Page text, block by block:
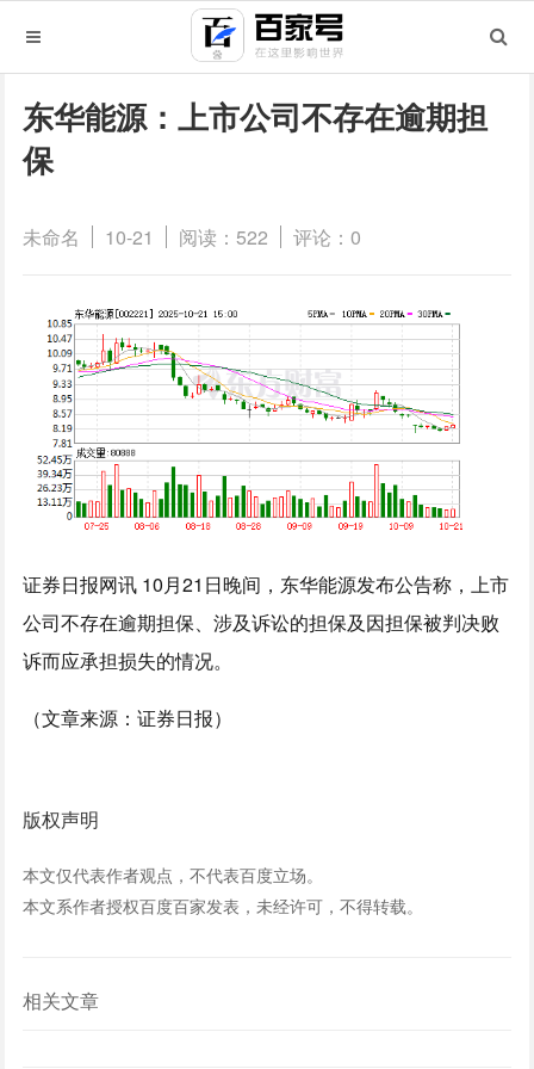
东华能源：上市公司不存在逾期担
保
未命名 10-21 阅读：522 评论：0
证券日报网讯 10月21日晚间，东华能源发布公告称，上市
公司不存在逾期担保、涉及诉讼的担保及因担保被判决败
诉而应承担损失的情况。
（文章来源：证券日报）
版权声明
本文仅代表作者观点，不代表百度立场。
本文系作者授权百度百家发表，未经许可，不得转载。
相关文章